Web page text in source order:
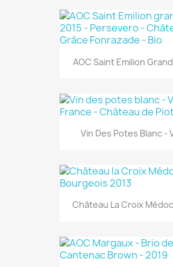
AOC Saint Emilion
Vin Des Potes Blanc -
Château La Croix